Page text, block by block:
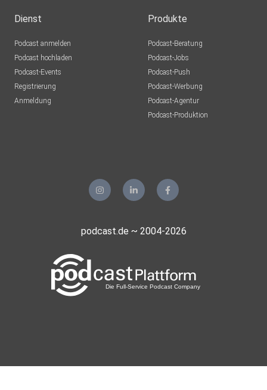
Dienst
Podcast anmelden
Podcast hochladen
Podcast-Events
Registrierung
Anmeldung
Produkte
Podcast-Beratung
Podcast-Jobs
Podcast-Push
Podcast-Werbung
Podcast-Agentur
Podcast-Produktion
podcast.de ~ 2004-2026